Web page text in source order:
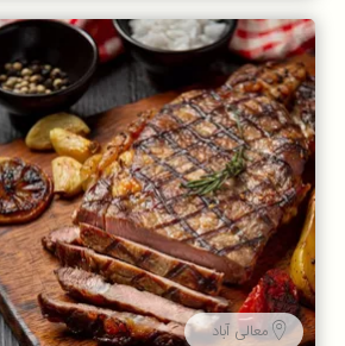
معالی آباد